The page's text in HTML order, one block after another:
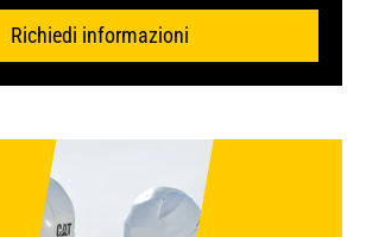
Richiedi informazioni